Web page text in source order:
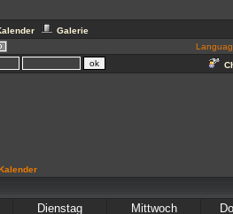
Galerie
Dienstag Mittwoch